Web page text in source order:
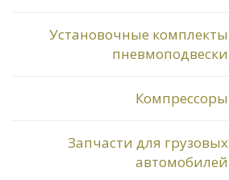
Установочные комплекты
пневмоподвески
Компрессоры
Запчасти для грузовых
автомобилей